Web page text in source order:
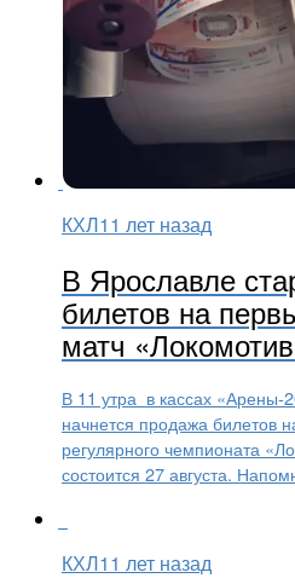
КХЛ11 лет назад
В Ярославле
билетов на
матч
В 11 утра в кассах
начнется продажа билетов
регулярного чемпионата
состоится 27 августа.
КХЛ11 лет назад